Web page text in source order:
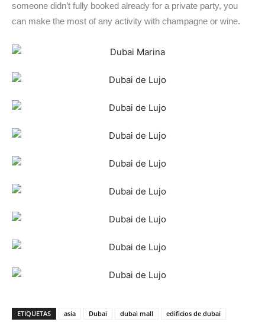
someone didn’t fully booked already for a private party, you
can make the most of any activity with champagne or wine.
ETIQUETAS asia Dubai dubai mall edificios de dubai